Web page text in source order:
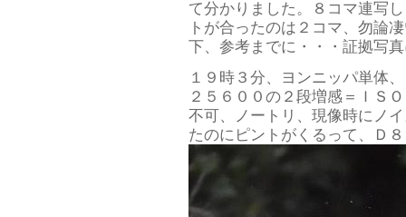
て分かりました。８コマ連写
トが合ったのは２コマ、勿論
下、参考までに・・・証拠写
１９時３分、ヨンニッパ単体
２５６００の２段増感＝ＩＳ
不可、ノートリ、現像時にノ
たのにピントがくるって、Ｄ